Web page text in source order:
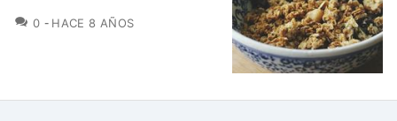
0 COMENTARIOS
HACE 8 AÑOS